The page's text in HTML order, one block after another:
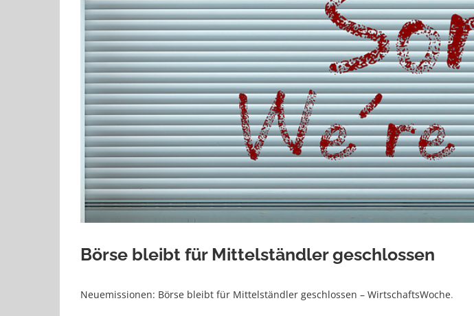
Börse bleibt für Mittelständler geschlossen
Neuemissionen: Börse bleibt für Mittelständler geschlossen – WirtschaftsWoche.